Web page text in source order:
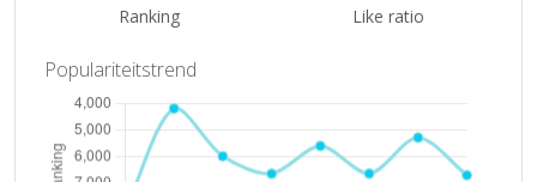
Ranking Like ratio
Populariteitstrend